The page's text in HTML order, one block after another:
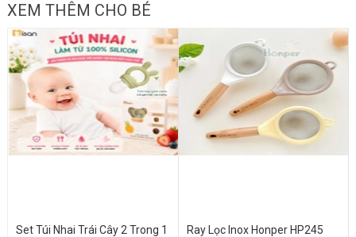
XEM THÊM CHO BÉ
Set Túi Nhai Trái Cây 2 Trong 1
Ray Lọc Inox Honper HP245